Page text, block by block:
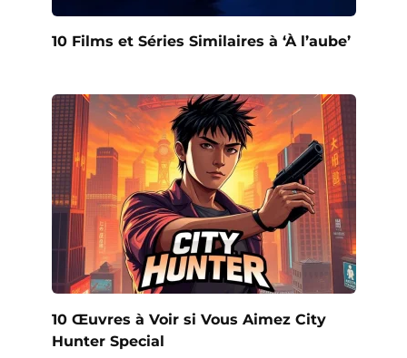
10 Films et Séries Similaires à ‘À l’aube’
10 Œuvres à Voir si Vous Aimez City
Hunter Special